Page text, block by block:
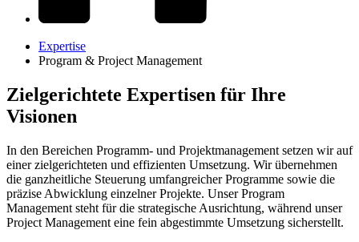
Expertise
Program & Project Management
Zielgerichtete Expertisen für Ihre
Visionen
In den Bereichen Programm- und Projektmanagement setzen wir auf
einer zielgerichteten und effizienten Umsetzung. Wir übernehmen
die ganzheitliche Steuerung umfangreicher Programme sowie die
präzise Abwicklung einzelner Projekte. Unser Program
Management steht für die strategische Ausrichtung, während unser
Project Management eine fein abgestimmte Umsetzung sicherstellt.